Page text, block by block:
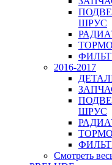
ШРУС
2016-2017
ШРУС
Смотреть